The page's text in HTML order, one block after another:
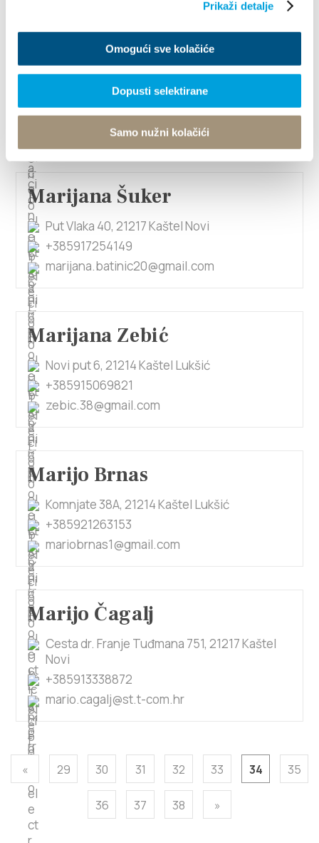
Prikaži detalje
Omogući sve kolačiće
Dopusti selektirane
Samo nužni kolačići
1/4
Marijana Novaković
Hradec Karlove 1, 21214 Kaštel Lukšić
irisapartmani@gmail.com
Marijana Šuker
Put Vlaka 40, 21217 Kaštel Novi
+385917254149
marijana.batinic20@gmail.com
Marijana Zebić
Novi put 6, 21214 Kaštel Lukšić
+385915069821
zebic.38@gmail.com
Marijo Brnas
Komnjate 38A, 21214 Kaštel Lukšić
+385921263153
mariobrnas1@gmail.com
Marijo Čagalj
Cesta dr. Franje Tuđmana 751, 21217 Kaštel
Novi
+385913338872
mario.cagalj@st.t-com.hr
« 29 30 31 32 33 34 35
36 37 38 »